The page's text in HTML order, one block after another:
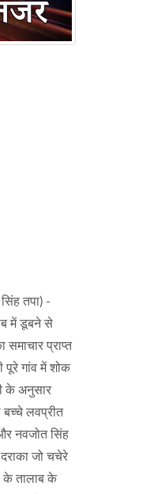
तपा) -
में डूबने से
प्राप्त
गांव में शोक
के अनुसार
बच्चे लवप्रीत
नवजोत सिंह
जो चचेरे
के तालाब के